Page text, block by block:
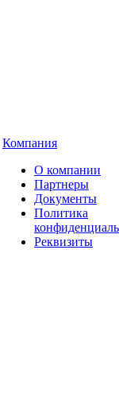
Компания
О компании
Партнеры
Документы
Политика
Реквизиты